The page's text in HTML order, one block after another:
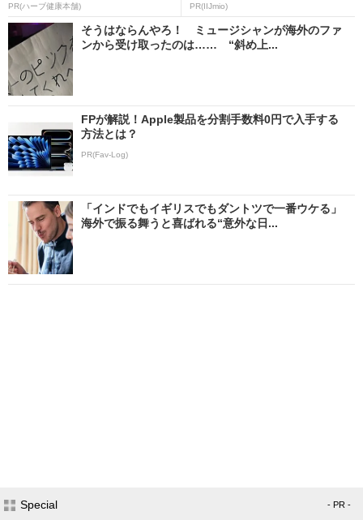
PR(ハーブ健康本舗) PR(IIJmio)
そうはならんやろ！ ミュージシャンが海外のファ
ンから受け取ったのは…… “斜め上...
FPが解説！Apple製品を分割手数料0円で入手する
方法とは？
PR(Fav-Log)
「インドでもイギリスでもダントツで一番ウケる」
海外で振る舞うと喜ばれる“意外な日...
Special - PR -